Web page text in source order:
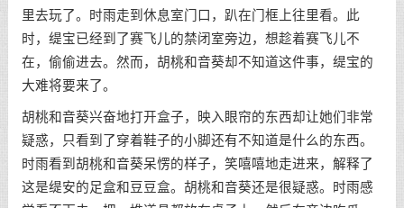
里去玩了。时雨走到休息室门口，趴在门框上往里看。此
时，缇宝已经到了赛飞儿的禁闭室旁边，想趁着赛飞儿不
在，偷偷进去。然而，胡桃和音葵却不知道这件事，缇宝的
大难将要来了。
胡桃和音葵兴奋地打开盒子，映入眼帘的东西却让她们非常
疑惑，只看到了穿着鞋子的小脚还有不知道是什么的东西。
时雨看到胡桃和音葵呆愣的样子，笑嘻嘻地走进来，解释了
这是缇安的足盒和豆豆盒。胡桃和音葵还是很疑惑。时雨感